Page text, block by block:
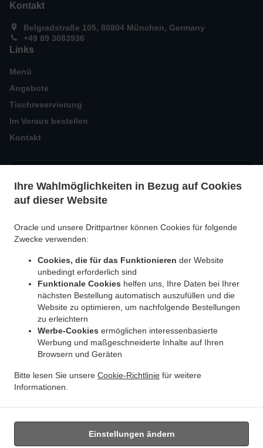
Ihre Wahlmöglichkeiten in Bezug auf Cookies
auf dieser Website
Oracle und unsere Drittpartner können Cookies für folgende
Zwecke verwenden:
Cookies, die für das Funktionieren der Website
unbedingt erforderlich sind
Funktionale Cookies helfen uns, Ihre Daten bei Ihrer
nächsten Bestellung automatisch auszufüllen und die
Website zu optimieren, um nachfolgende Bestellungen
zu erleichtern
Werbe-Cookies ermöglichen interessenbasierte
Werbung und maßgeschneiderte Inhalte auf Ihren
Browsern und Geräten
Bitte lesen Sie unsere Cookie-Richtlinie für weitere
Informationen.
Einstellungen ändern
Kontakt
Belgradstraße 105, 80804 München, Germany
+49 89 3083936
Links
Menü
Angebote
Tischreservierung
Im Voraus bestellen
Kontakt
Indisches Essen Lieferservice München Parkstadt Schwabing .
Lieferservice München Eggarten-Siedlung Indisches Essen Lieferservice München
Villenkolonie Gern . Indisches Essen Lieferservice München Villenkolonie Neuwittelsbach
Indisches Essen Lieferservice München Schwabing-West . Indisches Essen
Schwabing-Freimann
Indisches Essen Lieferservice München Neuhausen-Nymphenburg
Indisches Essen Lieferservice München Maxvorstadt
Hasenbergl